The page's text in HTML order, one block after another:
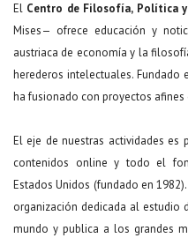
El Centro de Filosofía, Política
Mises— ofrece educación y
austriaca de economía y la
herederos intelectuales. Fundado
ha fusionado con proyectos
El eje de nuestras actividades
contenidos online y todo el
Estados Unidos (fundado en
organización dedicada al
mundo y publica a los grandes